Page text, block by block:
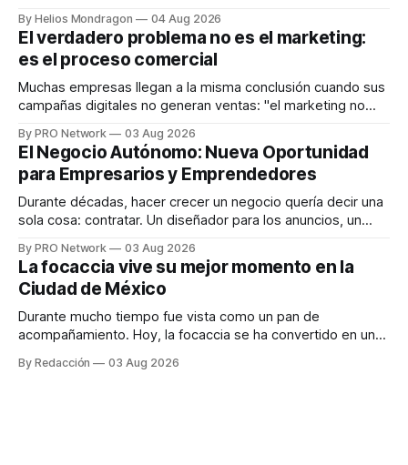
dispositivos inteligentes, inteligencia artificial y monitoreo
en tiempo real para ayudar a las personas a tomar mejores
decisiones sobre su salud metabólica. Su propuesta busca
responder
By Helios Mondragon 04 Aug 2026
El verdadero problema no es el marketing:
es el proceso comercial
Muchas empresas llegan a la misma conclusión cuando sus
campañas digitales no generan ventas: "el marketing no
INTERIUS, el problema suele estar en otro lugar. Durante
una entrevista para el podcast SER PRO, el especialista en
marketing digital explicó que
By PRO Network 03 Aug 2026
El Negocio Autónomo: Nueva Oportunidad
para Empresarios y Emprendedores
Durante décadas, hacer crecer un negocio quería decir una
sola cosa: contratar. Un diseñador para los anuncios, un
para los textos, alguien que supiera de publicidad digital
para encontrar prospectos, un vendedor para atender
llamadas y mensajes, y —con suerte— una persona
By PRO Network 03 Aug 2026
La focaccia vive su mejor momento en la
Ciudad de México
Durante mucho tiempo fue vista como un pan de
acompañamiento. Hoy, la focaccia se ha convertido en uno
artesanal, ingredientes de calidad y experiencias que
By Redacción 03 Aug 2026